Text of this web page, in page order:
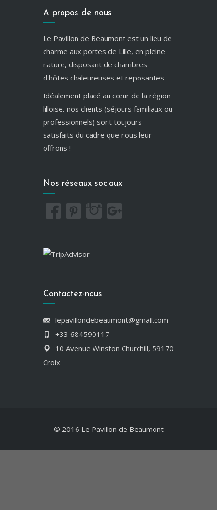
A propos de nous
Le Pavillon de Beaumont est un lieu de
charme aux portes de Lille, en pleine
nature, disposant de chambres
d'hôtes chaleureuses et reposantes.
Idéalement placé au cœur de la région
lilloise, nos clients (séjours familiaux ou
professionnels) sont toujours
satisfaits du cadre que nous leur
offrons !
Nos réseaux sociaux
Contactez-nous
lepavillondebeaumont@gmail.com
+33 684590117
10 Avenue Winston Churchill, 59170
Croix
© 2016 Le Pavillon de Beaumont